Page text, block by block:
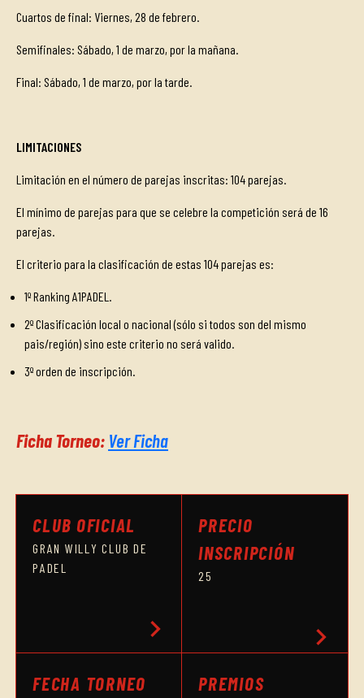
Cuartos de final: Viernes, 28 de febrero.
Semifinales: Sábado, 1 de marzo, por la mañana.
Final: Sábado, 1 de marzo, por la tarde.
LIMITACIONES
Limitación en el número de parejas inscritas: 104 parejas.
El mínimo de parejas para que se celebre la competición será de 16
parejas.
El criterio para la clasificación de estas 104 parejas es:
1º Ranking A1PADEL.
2º Clasificación local o nacional (sólo si todos son del mismo
pais/región) sino este criterio no será valido.
3º orden de inscripción.
Ficha Torneo: Ver Ficha
CLUB OFICIAL
GRAN WILLY CLUB DE
PADEL
chevron_right
PRECIO
INSCRIPCIÓN
25
chevron_right
FECHA TORNEO PREMIOS